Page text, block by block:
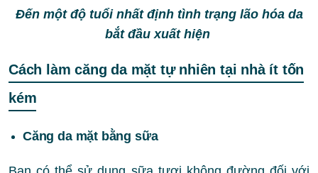
Đến một độ tuổi nhất định tình trạng lão hóa da
bắt đầu xuất hiện
Cách làm căng da mặt tự nhiên tại nhà ít tốn
kém
Căng da mặt bằng sữa